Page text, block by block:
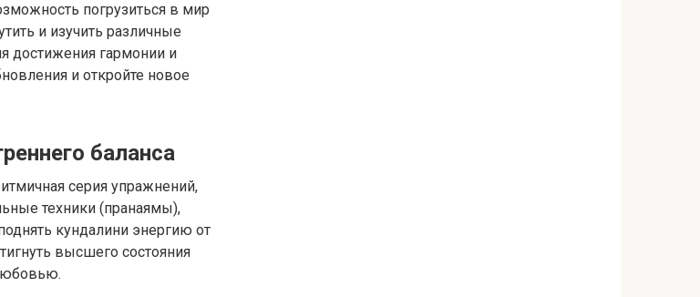
погрузиться в мир
и изучить различные
достижения гармонии и
и откройте новое
баланса
серия упражнений,
техники (пранаямы),
кундалини энергию от
высшего состояния